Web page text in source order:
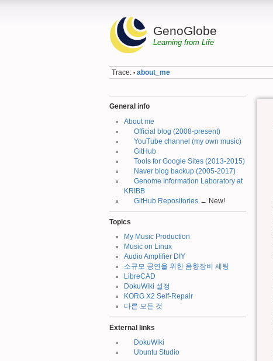
GenoGlobe
Learning from Life
Trace: • about_me
General info
About me
Official blog (2008-present)
YouTube channel (my own music)
GitHub
Tools for Google Sites (2013-2015)
Naver blog backup (2005-2017)
Genome Information Laboratory at
KRIBB
GitHub Repositories← New!
Topics
My Music Production
Music on Linux
Audio Amplifier DIY
소규모 공연을 위한 음향장비 세팅
LibreCAD
DokuWiki 설정
KORG X2 Self-Repair
다른 모든 것
External links
DokuWiki
Ubuntu Studio